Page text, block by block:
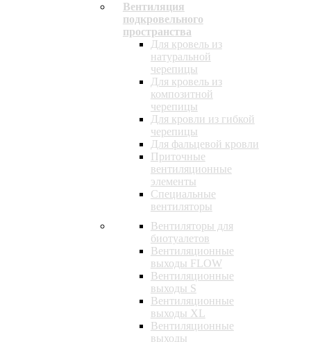
Вентиляция
подкровельного
пространства
Для кровель из
натуральной
черепицы
Для кровель из
композитной
черепицы
Для кровли из гибкой
черепицы
Для фальцевой кровли
Приточные
вентиляционные
элементы
Специальные
вентиляторы
Вентиляторы для
биотуалетов
Вентиляционные
выходы FLOW
Вентиляционные
выходы S
Вентиляционные
выходы XL
Вентиляционные
выходы